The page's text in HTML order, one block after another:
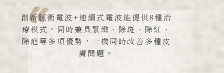
獨特「生態系養膚」針對0.3mm治療
深度，使能量精準直達基底膜與真皮乳
突層，提升肌膚屏障能力，改善色素問
題、異常血管和皮膚再生等問題，帶來